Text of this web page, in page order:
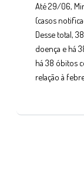
Até 29/06,
(casos
Desse total,
doença e há
há 38 óbitos
relação à